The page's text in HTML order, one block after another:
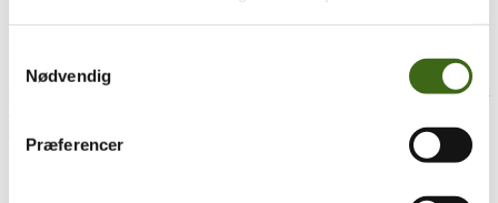
Nødvendig
Præferencer
Alt det gode ved buejagt møder schweisshundefører Jesper Rønsholt